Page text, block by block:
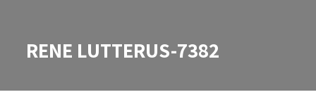
RENE LUTTERUS-7382